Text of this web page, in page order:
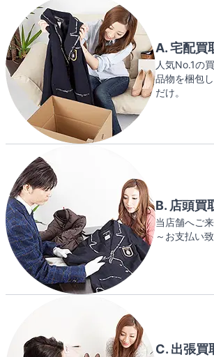
A. 宅配買
人気No.1の
品物を梱包
だけ。
B. 店頭買
当店舗へご
～お支払い致
C. 出張買